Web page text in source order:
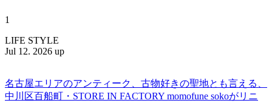
1
LIFE STYLE
Jul 12. 2026 up
名古屋エリアのアンティーク、古物好きの聖地とも言える、
中川区百船町・STORE IN FACTORY momofune sokoがリニ